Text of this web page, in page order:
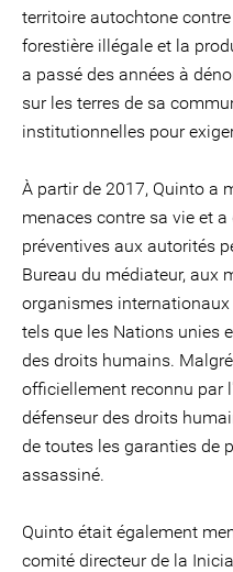
territoire autochtone
forestière illégale et la
a passé des années à
sur les terres de sa
institutionnelles pour
À partir de 2017, Quinto a
menaces contre sa vie et
préventives aux autorités
Bureau du médiateur, aux
organismes
tels que les Nations unies
des droits humains.
officiellement reconnu par
défenseur des droits
de toutes les garanties de
assassiné.
Quinto était également
comité directeur de la